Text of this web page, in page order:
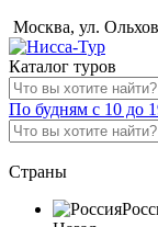
Москва, ул.
Каталог туров
По будням с 10 до
Страны